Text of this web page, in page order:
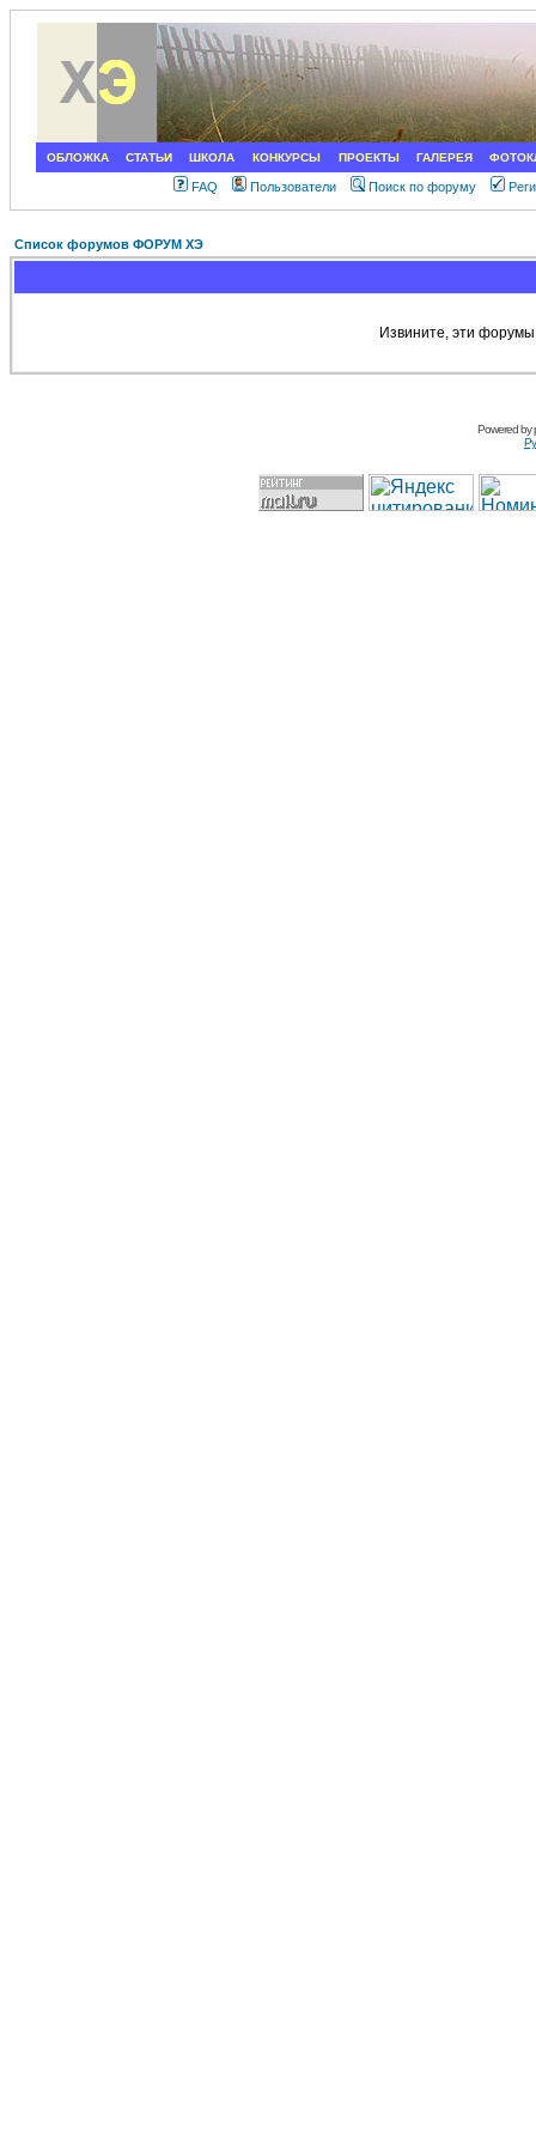
ОБЛОЖКА СТАТЬИ ШКОЛА КОНКУРСЫ ПРОЕКТЫ ГАЛЕРЕЯ
FAQ Пользователи Поиск по форуму
Список форумов ФОРУМ ХЭ
Извините, эти
Powered by